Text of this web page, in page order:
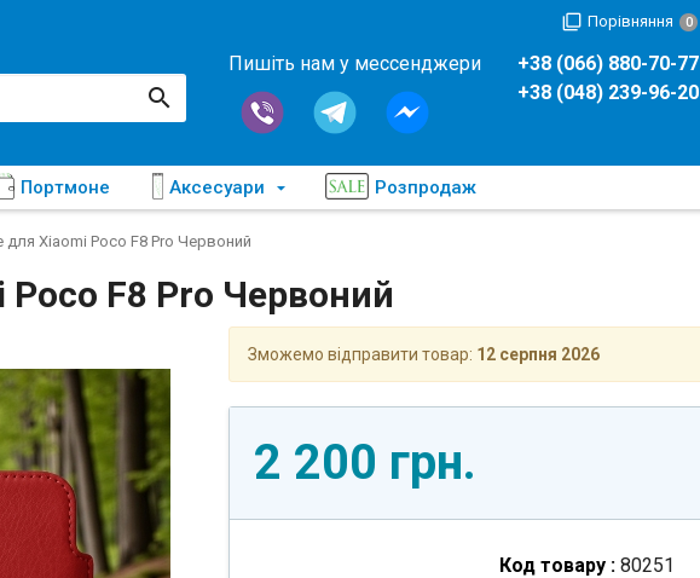
Порівняння 0
Пишіть нам у мессенджери
+38 (066) 880-70-77
+38 (048) 239-96-20
Портмоне Аксесуари Розпродаж
для Xiaomi Poco F8 Pro Червоний
F8 Pro Червоний
Зможемо відправити товар: 12 серпня 2026
2 200 грн.
Код товару : 80251